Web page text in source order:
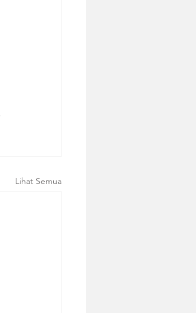
Lihat Semua